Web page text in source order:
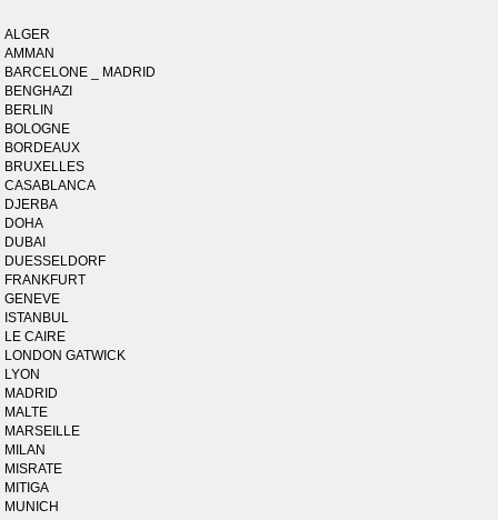
ALGER
AMMAN
BARCELONE _ MADRID
BENGHAZI
BERLIN
BOLOGNE
BORDEAUX
BRUXELLES
CASABLANCA
DJERBA
DOHA
DUBAI
DUESSELDORF
FRANKFURT
GENEVE
ISTANBUL
LE CAIRE
LONDON GATWICK
LYON
MADRID
MALTE
MARSEILLE
MILAN
MISRATE
MITIGA
MUNICH